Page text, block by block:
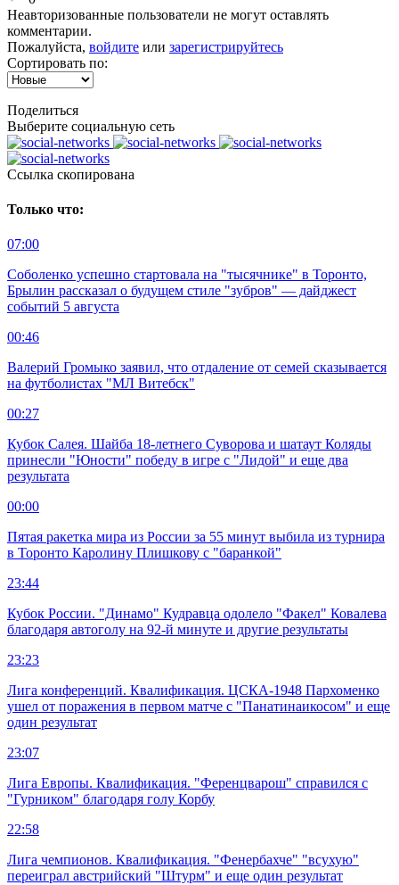
Неавторизованные пользователи не могут оставлять
комментарии.
Пожалуйста, войдите или зарегистрируйтесь
Сортировать по:
Поделиться
Выберите социальную сеть
Ccылка скопирована
Только что:
07:00
Соболенко успешно стартовала на "тысячнике" в Торонто,
Брылин рассказал о будущем стиле "зубров" — дайджест
событий 5 августа
00:46
Валерий Громыко заявил, что отдаление от семей сказывается
на футболистах "МЛ Витебск"
00:27
Кубок Салея. Шайба 18-летнего Суворова и шатаут Коляды
принесли "Юности" победу в игре с "Лидой" и еще два
результата
00:00
Пятая ракетка мира из России за 55 минут выбила из турнира
в Торонто Каролину Плишкову с "баранкой"
23:44
Кубок России. "Динамо" Кудравца одолело "Факел" Ковалева
благодаря автоголу на 92-й минуте и другие результаты
23:23
Лига конференций. Квалификация. ЦСКА-1948 Пархоменко
ушел от поражения в первом матче с "Панатинаикосом" и еще
один результат
23:07
Лига Европы. Квалификация. "Ференцварош" справился с
"Гурником" благодаря голу Корбу
22:58
Лига чемпионов. Квалификация. "Фенербахче" "всухую"
переиграл австрийский "Штурм" и еще один результат